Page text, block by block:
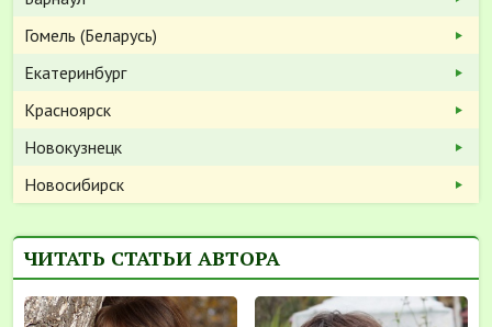
Гомель (Беларусь)
Екатеринбург
Красноярск
Новокузнецк
Новосибирск
ЧИТАТЬ СТАТЬИ АВТОРА